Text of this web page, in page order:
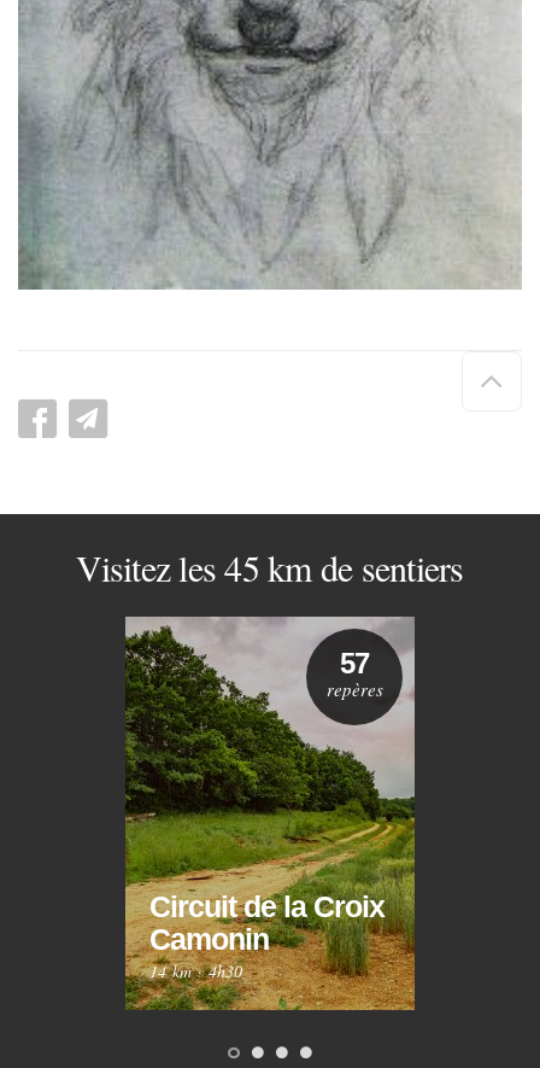
de
Visitez les 45 km de sentiers
Circuit de la Croix
Camonin
14 km·4h30
57
repères